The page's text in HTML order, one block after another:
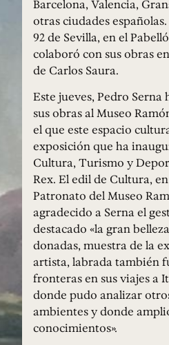
Barcelona, Valencia,
otras ciudades
92 de Sevilla, en el
colaboró con sus obras
de Carlos Saura.
Este jueves, Pedro Serna
sus obras al Museo
el que este espacio
exposición que ha
Cultura, Turismo y
Rex. El edil de Cultura,
Patronato del Museo
agradecido a Serna el
destacado «la gran
donadas, muestra de la
artista, labrada también
fronteras en sus viajes a
donde pudo analizar
ambientes y donde
conocimientos».